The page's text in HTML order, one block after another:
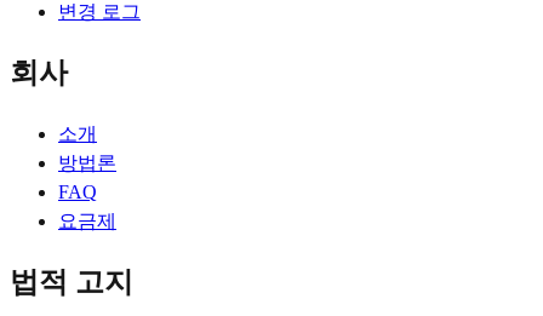
변경 로그
회사
소개
방법론
FAQ
요금제
법적 고지